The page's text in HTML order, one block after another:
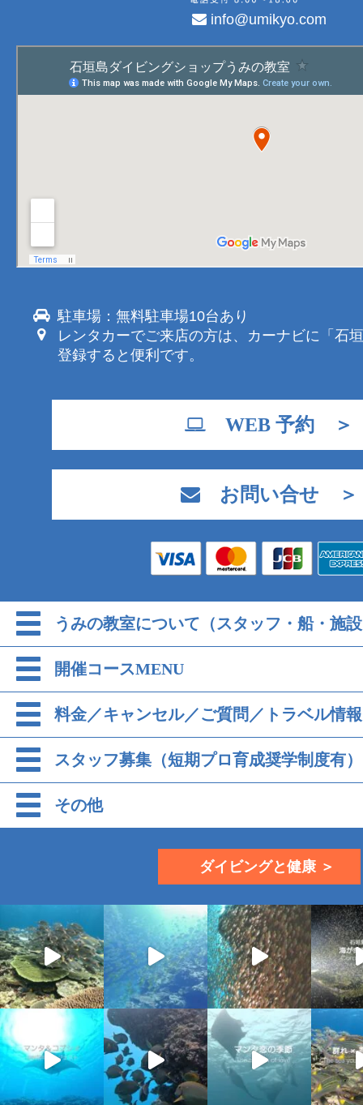
info@umikyo.com
駐車場：無料駐車場10台あり
レンタカーでご来店の方は、カーナビに「石
登録すると便利です。
WEB 予約 ＞
お問い合せ ＞
うみの教室について（スタッフ・船・施
開催コースMENU
料金／キャンセル／ご質問／トラベル情報
スタッフ募集（短期プロ育成奨学制度有）
その他
ダイビングと健康 ＞